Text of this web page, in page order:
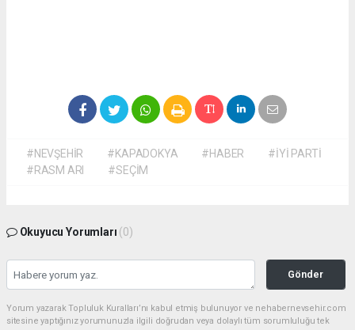
#NEVŞEHİR #KAPADOKYA #HABER
#İYİ PARTİ
#RASM ARI
#SEÇİM
Okuyucu Yorumları (0)
Gönder
Yorum yazarak Topluluk Kuralları’nı kabul etmiş bulunuyor ve nehabernevsehir.com
sitesine yaptığınız yorumunuzla ilgili doğrudan veya dolaylı tüm sorumluluğu tek